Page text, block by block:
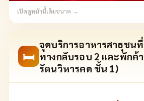
เปิดดูหน้านี้เต็มขนาด →
🛏
จุดบริการอาหารสาธุชน
ทางกลับรอบ 2 และพักค้
รัตนวิหารคด ชั้น 1)